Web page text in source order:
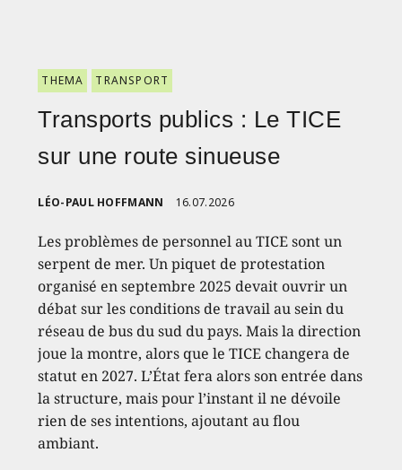
THEMA TRANSPORT
Transports publics : Le TICE
sur une route sinueuse
LÉO-PAUL HOFFMANN 16.07.2026
Les problèmes de personnel au TICE sont un
serpent de mer. Un piquet de protestation
organisé en septembre 2025 devait ouvrir un
débat sur les conditions de travail au sein du
réseau de bus du sud du pays. Mais la direction
joue la montre, alors que le TICE changera de
statut en 2027. L’État fera alors son entrée dans
la structure, mais pour l’instant il ne dévoile
rien de ses intentions, ajoutant au flou
ambiant.